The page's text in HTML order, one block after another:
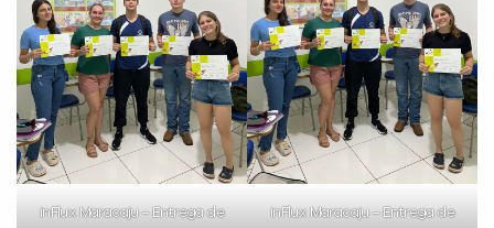
inFlux Maracaju – Entrega de inFlux Maracaju – Entrega de
Você é aluno inFlux?
Sim Não